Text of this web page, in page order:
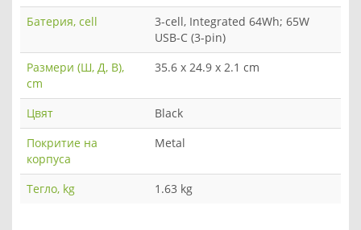
Батерия, cell
3-cell, Integrated 64Wh; 65W
USB-C (3-pin)
Размери (Ш, Д, В),
cm
35.6 x 24.9 x 2.1 cm
Цвят
Black
Покритие на
корпуса
Metal
Тегло, kg 1.63 kg